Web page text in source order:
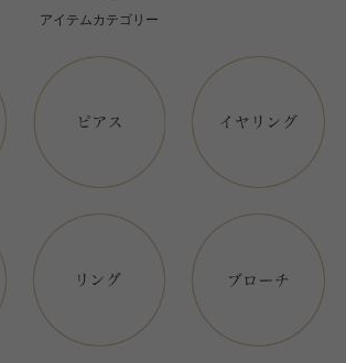
アイテムカテゴリー